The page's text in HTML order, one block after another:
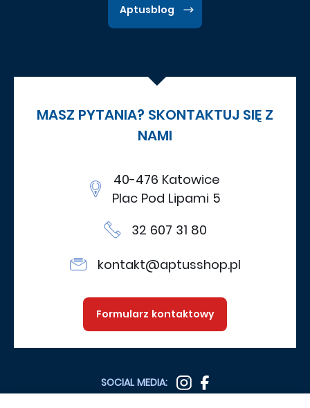
Aptusblog
MASZ PYTANIA? SKONTAKTUJ SIĘ Z
NAMI
40-476 Katowice
Plac Pod Lipami 5
32 607 31 80
kontakt@aptusshop.pl
Formularz kontaktowy
SOCIAL MEDIA: